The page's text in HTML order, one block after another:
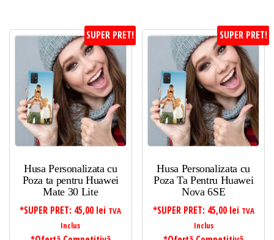
SUPER PRET!
Husa Personalizata cu
Poza ta pentru Huawei
Mate 30 Lite
*SUPER PRET: 45,00 lei TVA
Inclus
SUPER PRET!
Husa Personalizata cu
Poza Ta Pentru Huawei
Nova 6SE
*SUPER PRET: 45,00 lei TVA
Inclus